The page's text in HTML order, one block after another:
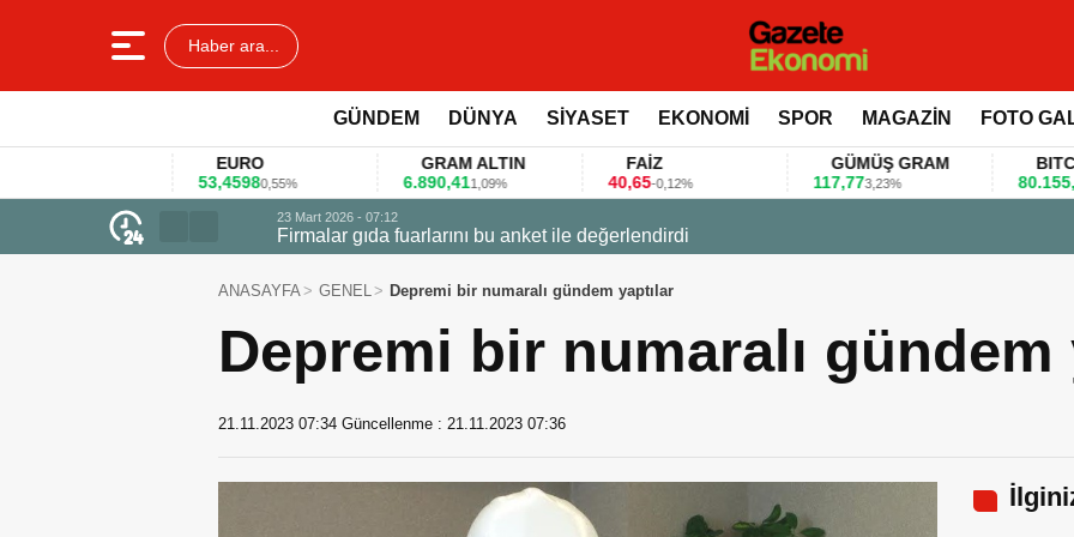
Haber ara...
GÜNDEM DÜNYA SİYASET EKONOMİ SPOR MAGAZİN FOTO
0,55%
GRAM ALTIN
1,09% -0,12%
GÜMÜŞ GRAM
3,23% 0,36%
23 Mart 2026 - 07:12
Firmalar gıda fuarlarını bu anket ile değerlendirdi
ANASAYFA GENEL Depremi bir numaralı gündem yaptılar
Depremi bir numaralı gündem
21.11.2023 07:34 Güncellenme : 21.11.2023 07:36